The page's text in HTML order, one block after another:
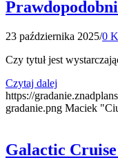
23 października 2025/0
Czy tytuł jest
Czytaj dalej
https://
gradanie.png Maciek
Galactic